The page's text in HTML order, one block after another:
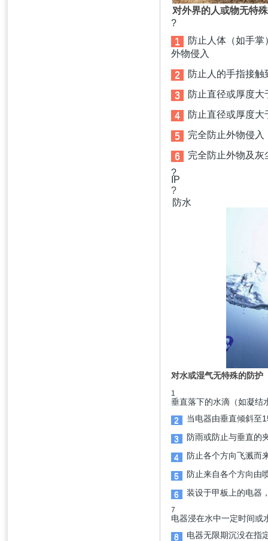
对外界的人或物无特
?
1
防止人体（如手
外物侵入
2 防止人的手指接
3 防止直径或厚度
4 防止直径或厚度
5 完全防止外物侵
6
完全防止外物及灰
?
IP
?
防水
对水或湿气无特殊的防护
1
垂直落下的水滴（如凝结
2
当电器由垂直倾斜至
3 防雨或防止与垂直的
4 防止各个方向飞溅而
5 防止来自各个方向由
6 装设于甲板上的电器
7
电器浸在水中一定时间或
8
电器无限期沉没在指